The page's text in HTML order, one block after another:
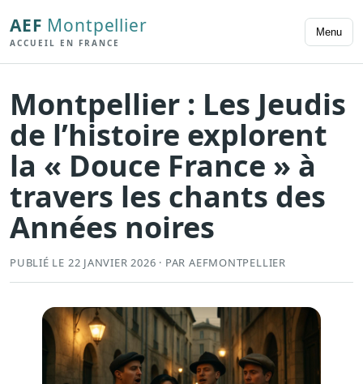
AEF Montpellier
ACCUEIL EN FRANCE
Menu
Montpellier : Les Jeudis
de l’histoire explorent
la « Douce France » à
travers les chants des
Années noires
PUBLIÉ LE 22 JANVIER 2026 · PAR AEFMONTPELLIER